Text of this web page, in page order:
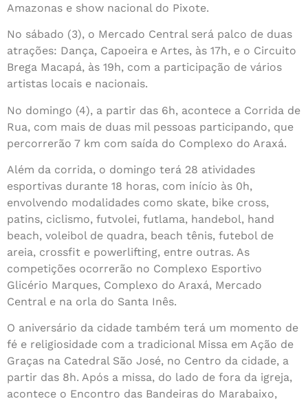
Amazonas e show nacional do Pixote.
No sábado (3), o Mercado Central será palco de duas
atrações: Dança, Capoeira e Artes, às 17h, e o Circuito
Brega Macapá, às 19h, com a participação de vários
artistas locais e nacionais.
No domingo (4), a partir das 6h, acontece a Corrida de
Rua, com mais de duas mil pessoas participando, que
percorrerão 7 km com saída do Complexo do Araxá.
Além da corrida, o domingo terá 28 atividades
esportivas durante 18 horas, com início às 0h,
envolvendo modalidades como skate, bike cross,
patins, ciclismo, futvolei, futlama, handebol, hand
beach, voleibol de quadra, beach tênis, futebol de
areia, crossfit e powerlifting, entre outras. As
competições ocorrerão no Complexo Esportivo
Glicério Marques, Complexo do Araxá, Mercado
Central e na orla do Santa Inês.
O aniversário da cidade também terá um momento de
fé e religiosidade com a tradicional Missa em Ação de
Graças na Catedral São José, no Centro da cidade, a
partir das 8h. Após a missa, do lado de fora da igreja,
acontece o Encontro das Bandeiras do Marabaixo,